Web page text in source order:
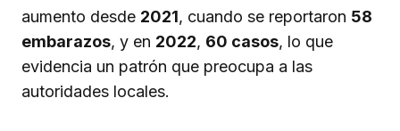
aumento desde 2021, cuando se reportaron 58
embarazos, y en 2022, 60 casos, lo que
evidencia un patrón que preocupa a las
autoridades locales.